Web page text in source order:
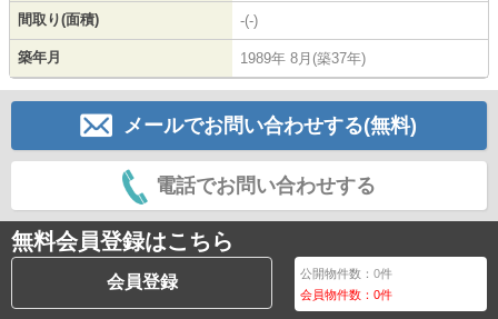
間取り(面積) -(-)
築年月 1989年 8月(築37年)
メールでお問い合わせする(無料)
電話でお問い合わせする
無料会員登録はこちら
会員登録 公開物件数：0件
会員物件数：0件